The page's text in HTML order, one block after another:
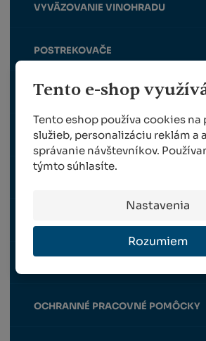
Tento e-shop
Tento eshop používa cookies
služieb, personalizáciu reklám a
správanie návštevníkov.
týmto súhlasíte.
Nastavenia
Rozumiem
VYVÄZOVANIE VINOHRADU
POSTREKOVAČE
HNOJIVÁ / CHÉMIA
TRÁVNE OSIVO
OCHRANNÉ PRACOVNÉ POMÔCKY